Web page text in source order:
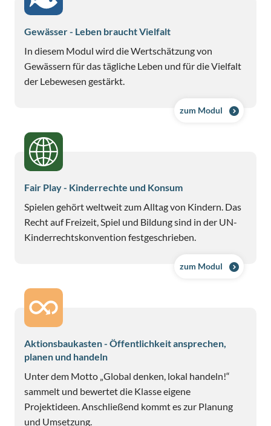
Gewässer - Leben braucht Vielfalt
In diesem Modul wird die Wertschätzung von
Gewässern für das tägliche Leben und für die Vielfalt
der Lebewesen gestärkt.
zum Modul
Fair Play - Kinderrechte und Konsum
Spielen gehört weltweit zum Alltag von Kindern. Das
Recht auf Freizeit, Spiel und Bildung sind in der UN-
Kinderrechtskonvention festgeschrieben.
zum Modul
Aktionsbaukasten - Öffentlichkeit ansprechen,
planen und handeln
Unter dem Motto „Global denken, lokal handeln!“
sammelt und bewertet die Klasse eigene
Projektideen. Anschließend kommt es zur Planung
und Umsetzung.